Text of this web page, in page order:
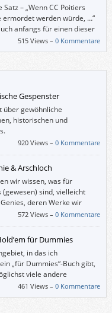
– „Wenn CC Poitiers
ermordet werden würde, …“
anfangs für einen dieser
Feel-good-
515 Views –0 Kommentare
Gespenster
über gewöhnliche
historischen und
920 Views –0 Kommentare
& Arschloch
wir wissen, was für
sind, vielleicht
deren Werke wir
ergötzen wir uns gewiss
die in
können.
572 Views –0 Kommentare
für Dummies
in das ich
„für Dummies“-Buch gibt,
viele andere
an, doch schlussendlich
ich, was ich kaufe: Die
461 Views –0 Kommentare